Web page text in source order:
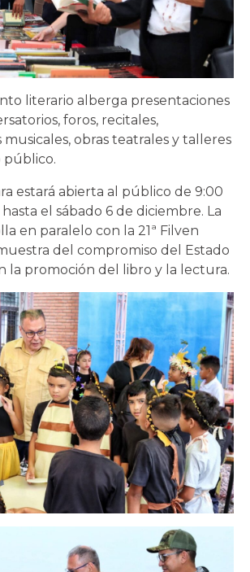
literario alberga presentaciones
foros, recitales,
obras teatrales y talleres
público.
estará abierta al público de 9:00
hasta el sábado 6 de diciembre. La
en paralelo con la 21ª Filven
del compromiso del Estado
la promoción del libro y la lectura.